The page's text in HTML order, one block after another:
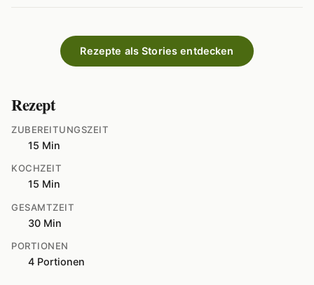
Rezepte als Stories entdecken
Rezept
ZUBEREITUNGSZEIT
15 Min
KOCHZEIT
15 Min
GESAMTZEIT
30 Min
PORTIONEN
4 Portionen